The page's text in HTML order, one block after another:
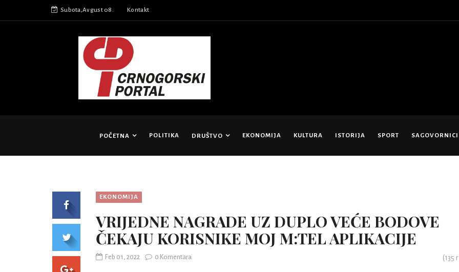
Subota,Avgust 08. Kontakt
POČETNA POLITIKA DRUŠTVO EKONOMIJA KULTURA ISTORIJA SPORT SAGOVORNICI
EKONOMIJA
VRIJEDNE NAGRADE UZ DUPLO VEĆE BODOVE
ČEKAJU KORISNIKE MOJ M:TEL APLIKACIJE
Feb 01, 2022 0 Komentara (135